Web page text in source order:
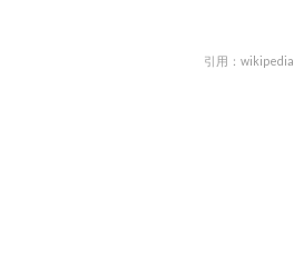
引用：wikipedia